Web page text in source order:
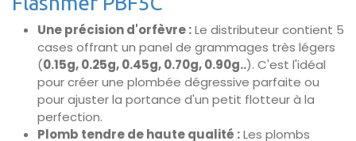
Une précision d'orfèvre :Le distributeur contient 5
cases offrant un panel de grammages très légers
(0.15g, 0.25g, 0.45g, 0.70g, 0.90g..). C'est l'idéal
pour créer une plombée dégressive parfaite ou
pour ajuster la portance d'un petit flotteur à la
perfection.
Plomb tendre de haute qualité :Les plombs